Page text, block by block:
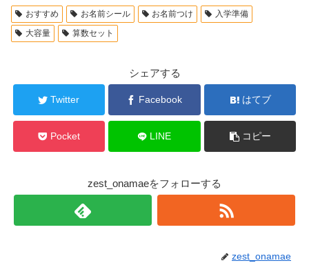
おすすめ お名前シール お名前つけ
入学準備
大容量
算数セット
シェアする
Twitter Facebook はてブ
Pocket LINE コピー
zest_onamaeをフォローする
zest_onamae